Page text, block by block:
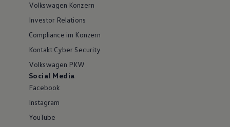
Volkswagen Konzern
Investor Relations
Compliance im Konzern
Kontakt Cyber Security
Volkswagen PKW
Social Media
Facebook
Instagram
YouTube